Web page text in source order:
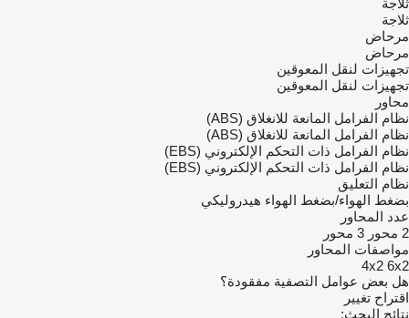
ثلاجة
ثلاجة
مرحاض
مرحاض
تجهيزات لنقل المعوقين
تجهيزات لنقل المعوقين
محاور
نظام الفرامل المانعة للانغلاق (ABS)
نظام الفرامل المانعة للانغلاق (ABS)
نظام الفرامل ذات التحكم الإلكتروني (EBS)
نظام الفرامل ذات التحكم الإلكتروني (EBS)
نظام التعليق
بضغط الهواء/بضغط الهواء هيدروليكي
عدد المحاور
2 محور
3 محور
مواصفات المحاور
4x2 6x2
هل بعض عوامل التصفية مفقودة؟
اقتراح تغيير
نتائج البحث: